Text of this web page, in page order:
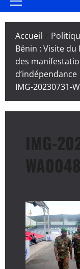
Menu
Accueil
Bénin : Visite
des
d’indépendance
IMG-20230731-
IMG-
WA0048